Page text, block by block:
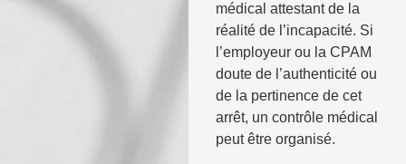
médical attestant de la
réalité de l’incapacité. Si
l’employeur ou la CPAM
doute de l’authenticité ou
de la pertinence de cet
arrêt, un contrôle médical
peut être organisé.